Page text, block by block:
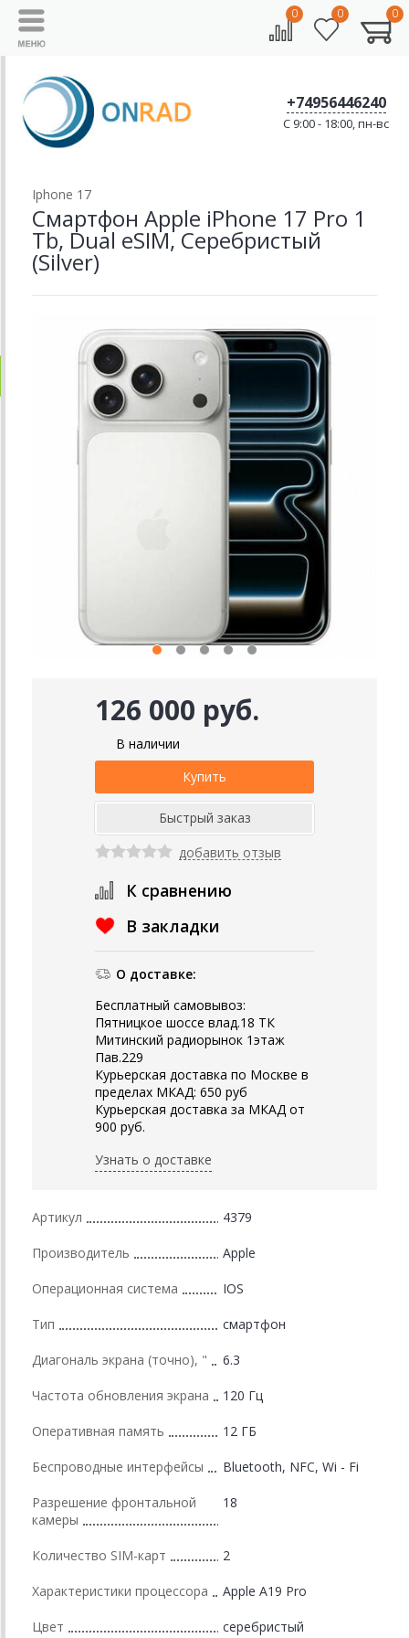
0 0 0
+74956446240
C 9:00 - 18:00, пн-вс
Iphone 17
Смартфон Apple iPhone 17 Pro 1
Tb, Dual eSIM, Серебристый
(Silver)
126 000 руб.
В наличии
добавить отзыв
К сравнению
В закладки
О доставке:
Бесплатный самовывоз:
Пятницкое шоссе влад.18 ТК
Митинский радиорынок 1этаж
Пав.229
Курьерская доставка по Москве в
пределах МКАД: 650 руб
Курьерская доставка за МКАД от
900 руб.
Узнать о доставке
Артикул 4379
Производитель Apple
Операционная система IOS
Тип смартфон
Диагональ экрана (точно), " 6.3
Частота обновления экрана 120 Гц
Оперативная память 12 ГБ
Беспроводные интерфейсы Bluetooth, NFC, Wi - Fi
Разрешение фронтальной
камеры
18
Количество SIM-карт 2
Характеристики процессора Apple A19 Pro
Цвет серебристый